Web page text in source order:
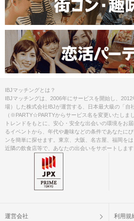
IBJマッチングとは？
IBJマッチングは、2006年にサービスを開始し、
場）した株式会社IBJが運営する、日本最大級の「自
（※PARTY☆PARTYからサービス名を変更いたしま
トレンドをもとに、安心・安全な出会いの環境をお
るイベントから、年代や趣味などの条件であなたに
ンを簡単に探せます。東京、大阪、名古屋、福岡を
近隣の飲食店等で、あなたの出会いをサポートします
運営会社 利用規